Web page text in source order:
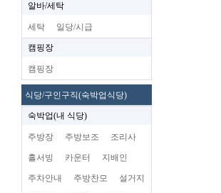
알바/세탁
세탁 일당/시급
캠핑장
캠핑장
식당/구인구직(숙박업식당)
숙박업(내 식당)
주방장 주방보조 조리사
홀서빙 카운터 지배인
주차안내 주방찬모 설거지